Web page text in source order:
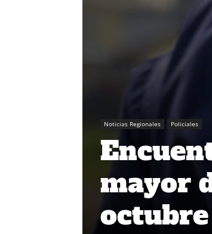
Noticias Regionales Policiales
mayor